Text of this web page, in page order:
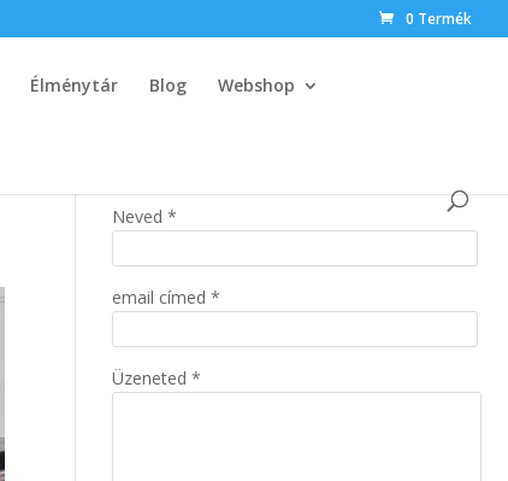
0 Termék
Élménytár Blog Webshop
Neved *
email címed *
Üzeneted *